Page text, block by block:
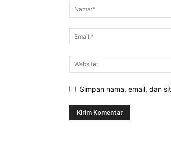
Simpan nama, email, dan